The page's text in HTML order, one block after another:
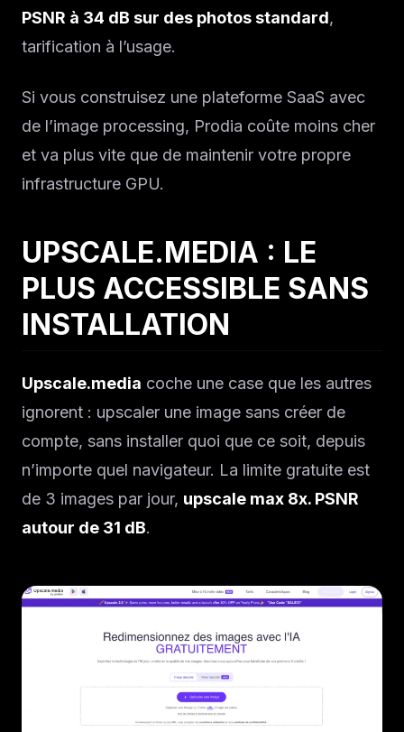
PSNR à 34 dB sur des photos standard,
tarification à l’usage.
Si vous construisez une plateforme SaaS avec
de l’image processing, Prodia coûte moins cher
et va plus vite que de maintenir votre propre
infrastructure GPU.
UPSCALE.MEDIA : LE
PLUS ACCESSIBLE SANS
INSTALLATION
Upscale.media coche une case que les autres
ignorent : upscaler une image sans créer de
compte, sans installer quoi que ce soit, depuis
n’importe quel navigateur. La limite gratuite est
de 3 images par jour, upscale max 8x. PSNR
autour de 31 dB.